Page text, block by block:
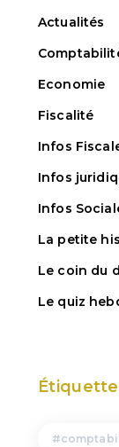
Actualités
Economie
Fiscalité
Infos
Infos
Infos
La petite
Le coin du
Le quiz